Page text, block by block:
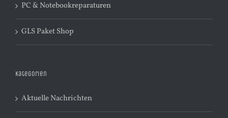
PC & Notebookreparaturen
GLS Paket Shop
Kategorien
Aktuelle Nachrichten